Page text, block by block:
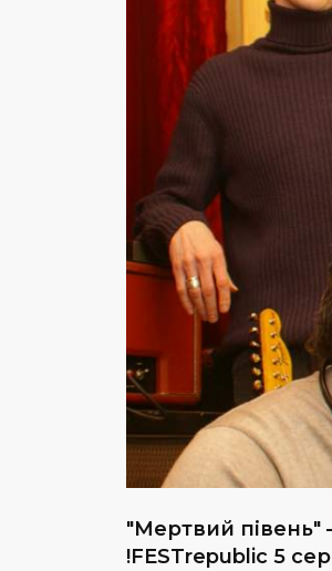
"Мертвий півень"
!FESTrepublic 5